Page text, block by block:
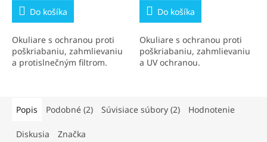
Do košíka
Okuliare s ochranou proti
poškriabaniu, zahmlievaniu
a protislnečným filtrom.
Do košíka
Okuliare s ochranou proti
poškriabaniu, zahmlievaniu
a UV ochranou.
Popis Podobné (2) Súvisiace súbory (2) Hodnotenie
Diskusia Značka